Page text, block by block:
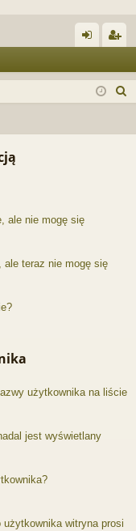
og
si
ej
tru
ale nie mogę się
ale teraz nie mogę się
użytkownika na liście
jest wyświetlany
użytkownika witryna prosi